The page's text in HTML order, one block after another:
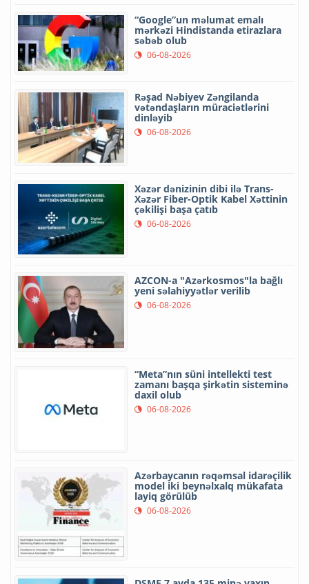
“Google”un məlumat emalı
mərkəzi Hindistanda etirazlara
səbəb olub
06-08-2026
Rəşad Nəbiyev Zəngilanda
vətəndaşların müraciətlərini
dinləyib
06-08-2026
Xəzər dənizinin dibi ilə Trans-
Xəzər Fiber-Optik Kabel Xəttinin
çəkilişi başa çatıb
06-08-2026
AZCON-a "Azərkosmos"la bağlı
yeni səlahiyyətlər verilib
06-08-2026
“Meta”nın süni intellekti test
zamanı başqa şirkətin sisteminə
daxil olub
06-08-2026
Azərbaycanın rəqəmsal idarəçilik
model iki beynəlxalq mükafata
layiq görülüb
06-08-2026